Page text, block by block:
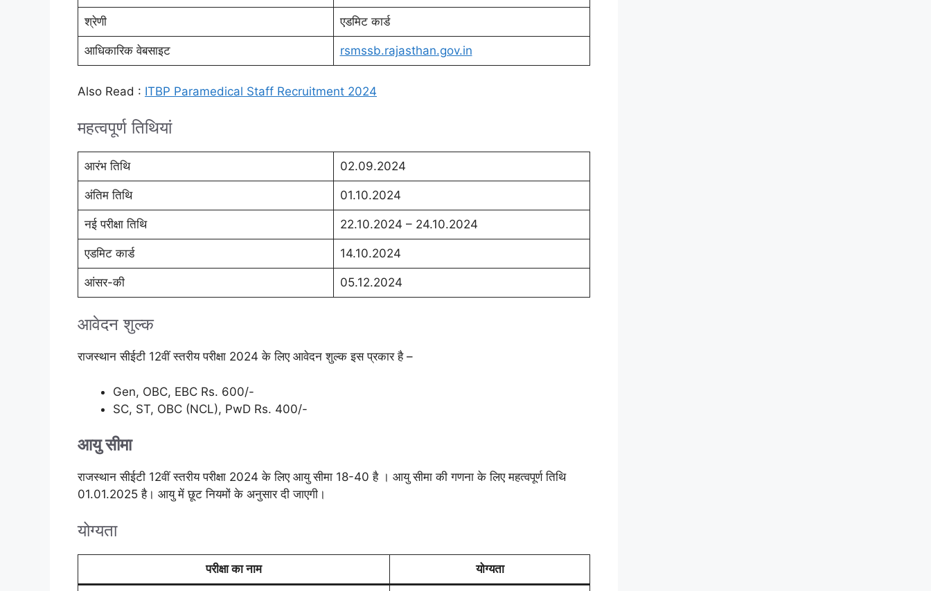
श्रेणी एडमिट कार्ड
आधिकारिक वेबसाइट rsmssb.rajasthan.gov.in
Also Read : ITBP Paramedical Staff Recruitment 2024
महत्वपूर्ण तिथियां
आरंभ तिथि 02.09.2024
अंतिम तिथि 01.10.2024
नई परीक्षा तिथि 22.10.2024 – 24.10.2024
एडमिट कार्ड 14.10.2024
आंसर-की 05.12.2024
आवेदन शुल्क
राजस्थान सीईटी 12वीं स्तरीय परीक्षा 2024 के लिए आवेदन शुल्क इस प्रकार है –
Gen, OBC, EBC Rs. 600/-
SC, ST, OBC (NCL), PwD Rs. 400/-
आयु सीमा
राजस्थान सीईटी 12वीं स्तरीय परीक्षा 2024 के लिए आयु सीमा 18-40 है । आयु सीमा की गणना के लिए महत्वपूर्ण तिथि
01.01.2025 है। आयु में छूट नियमों के अनुसार दी जाएगी।
योग्यता
परीक्षा का नाम योग्यता